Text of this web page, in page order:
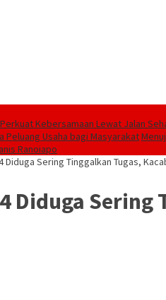
Kebersamaan Lewat Jalan
Peluang Usaha bagi Masyarakat
Ranoiapo
Diduga Sering Tinggalkan Tugas,
Diduga